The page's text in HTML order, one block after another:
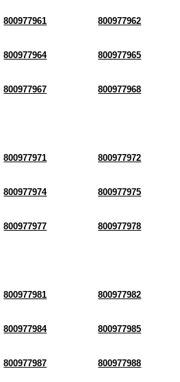
800977961 800977962
800977964 800977965
800977967 800977968
800977971 800977972
800977974 800977975
800977977 800977978
800977981 800977982
800977984 800977985
800977987 800977988